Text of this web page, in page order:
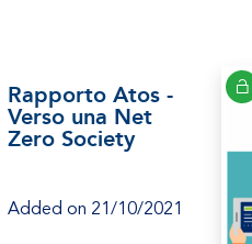
Rapporto Atos -
Verso una Net
Zero Society
Added on 21/10/2021